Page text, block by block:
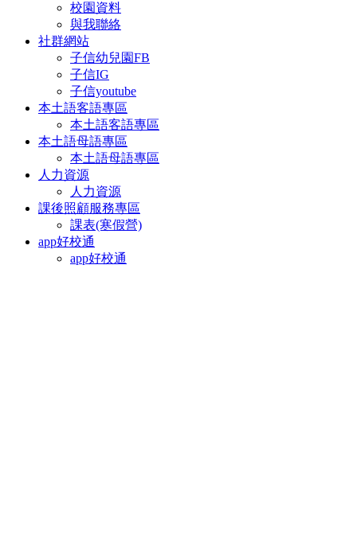
校園資料
與我聯絡
社群網站
子信幼兒園FB
子信IG
子信youtube
本土語客語專區
本土語客語專區
本土語母語專區
本土語母語專區
人力資源
人力資源
課後照顧服務專區
課表(寒假營)
app好校通
app好校通